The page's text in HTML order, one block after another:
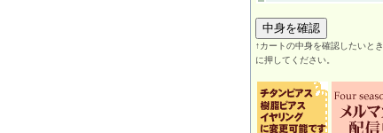
↑カートの中身を確認したいとき
に押してください。